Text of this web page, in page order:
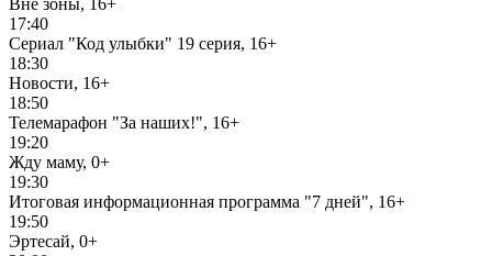
Вне зоны, 16+
17:40
Сериал "Код улыбки" 19 серия, 16+
18:30
Новости, 16+
18:50
Телемарафон "За наших!", 16+
19:20
Жду маму, 0+
19:30
Итоговая информационная программа "7 дней", 16+
19:50
Эртесай, 0+